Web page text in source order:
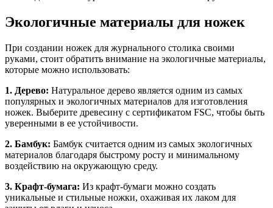
Экологичные материалы для ножек
При создании ножек для журнального столика своими
руками, стоит обратить внимание на экологичные материалы,
которые можно использовать:
1. Дерево: Натуральное дерево является одним из самых
популярных и экологичных материалов для изготовления
ножек. Выберите древесину с сертификатом FSC, чтобы быть
уверенными в ее устойчивости.
2. Бамбук: Бамбук считается одним из самых экологичных
материалов благодаря быстрому росту и минимальному
воздействию на окружающую среду.
3. Крафт-бумага: Из крафт-бумаги можно создать
уникальные и стильные ножки, охаживая их лаком для